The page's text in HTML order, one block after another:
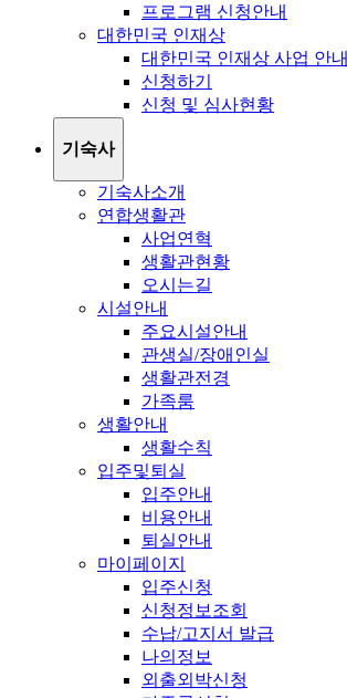
프로그램 신청안내
대한민국 인재상
대한민국 인재상 사업 안내
신청하기
신청 및 심사현황
기숙사
기숙사소개
연합생활관
사업연혁
생활관현황
오시는길
시설안내
주요시설안내
관생실/장애인실
생활관전경
가족룸
생활안내
생활수칙
입주및퇴실
입주안내
비용안내
퇴실안내
마이페이지
입주신청
신청정보조회
수납/고지서 발급
나의정보
외출외박신청